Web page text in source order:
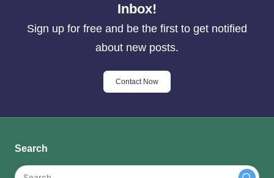
Inbox!
Sign up for free and be the first to get notified
about new posts.
Contact Now
Search